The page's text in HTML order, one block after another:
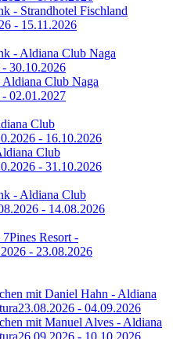
- Strandhotel Fischland
- 15.11.2026
- Aldiana Club Naga
30.10.2026
Club Naga
02.01.2027
Club
- 16.10.2026
Club
- 31.10.2026
- Aldiana Club
- 14.08.2026
Resort -
- 23.08.2026
mit Daniel Hahn - Aldiana
23.08.2026 - 04.09.2026
mit Manuel Alves - Aldiana
26.09.2026 - 10.10.2026